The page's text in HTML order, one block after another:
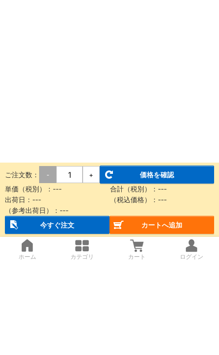
ご注文数： - +
価格を確認
単価（税別）： --- 合計（税別）： ---
出荷日： --- （税込価格）： ---
（参考出荷日）： ---
今すぐ注文
カートへ追加
ホーム カテゴリ カート ログイン